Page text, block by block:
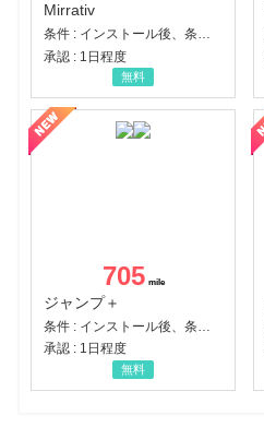
Mirrativ
条件 : インストール後、条件達成
承認 : 1日程度
無料
705
ジャンプ＋
承認 : 1日程度
無料